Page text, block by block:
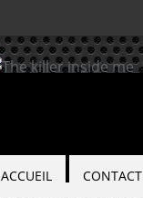
ACCUEIL CONTACT